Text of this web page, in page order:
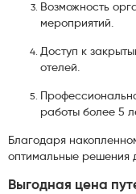
Возможность
мероприятий.
Доступ к
отелей.
работы более 5
Благодаря
оптимальные решения
Выгодная цена